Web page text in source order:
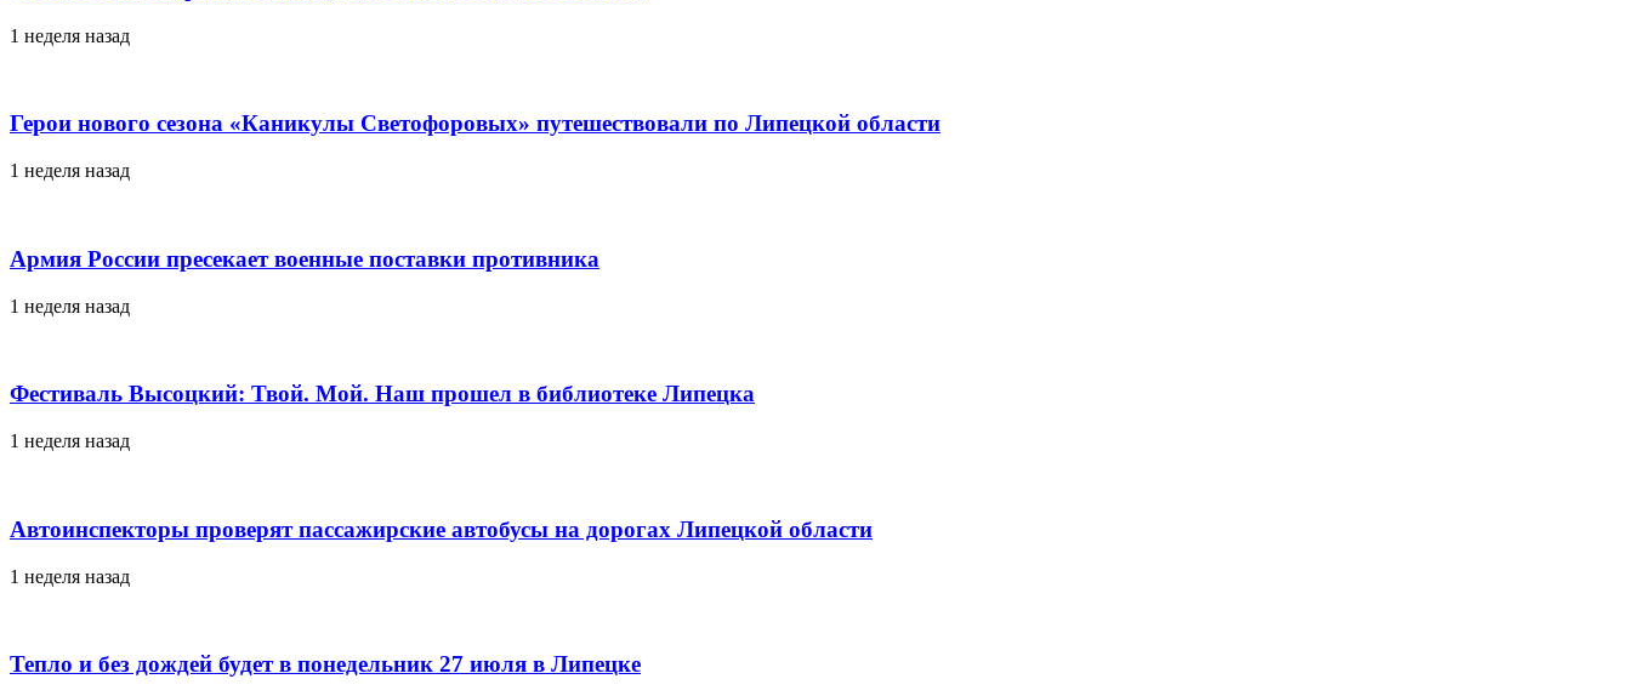
1 неделя назад
Герои нового сезона «Каникулы Светофоровых» путешествовали по Липецкой области
1 неделя назад
Армия России пресекает военные поставки противника
1 неделя назад
Фестиваль Высоцкий: Твой. Мой. Наш прошел в библиотеке Липецка
1 неделя назад
Автоинспекторы проверят пассажирские автобусы на дорогах Липецкой области
1 неделя назад
Тепло и без дождей будет в понедельник 27 июля в Липецке